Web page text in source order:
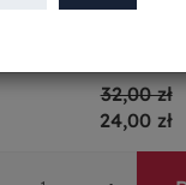
32,00 zł
24,00 zł